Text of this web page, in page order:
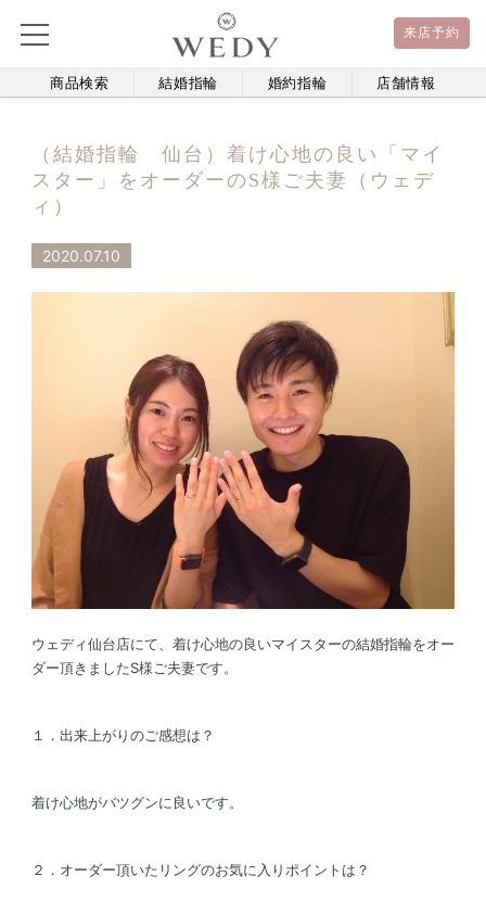
来店予約
商品検索 結婚指輪 婚約指輪 店舗情報
（結婚指輪 仙台）着け心地の良い「マイ
スター」をオーダーのS様ご夫妻（ウェデ
ィ）
2020.07.10
ウェディ仙台店にて、着け心地の良いマイスターの結婚指輪をオー
ダー頂きましたS様ご夫妻です。
１．出来上がりのご感想は？
着け心地がバツグンに良いです。
２．オーダー頂いたリングのお気に入りポイントは？